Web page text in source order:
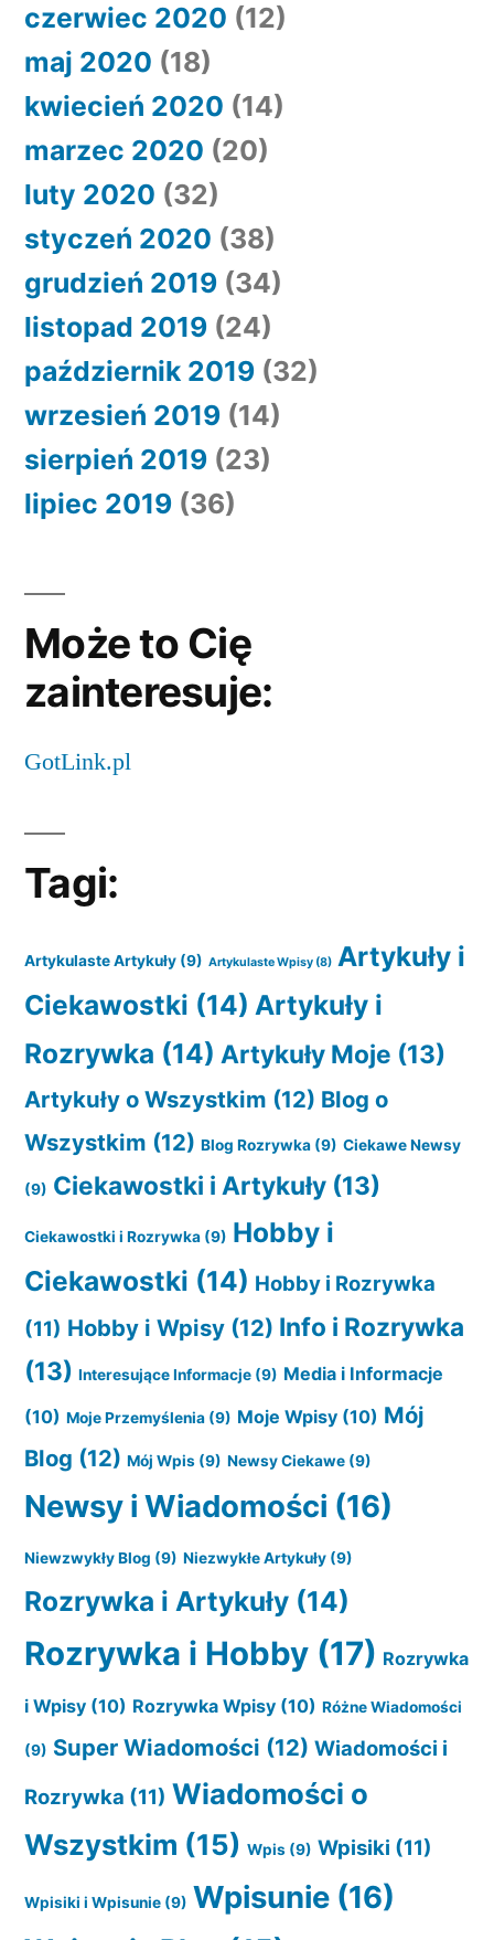
czerwiec 2020 (12)
maj 2020 (18)
kwiecień 2020 (14)
marzec 2020 (20)
luty 2020 (32)
styczeń 2020 (38)
grudzień 2019 (34)
listopad 2019 (24)
październik 2019 (32)
wrzesień 2019 (14)
sierpień 2019 (23)
lipiec 2019 (36)
Może to Cię
zainteresuje:
GotLink.pl
Tagi:
Artykulaste Artykuły (9) Artykulaste Wpisy (8) Artykuły i
Ciekawostki (14) Artykuły i
Rozrywka (14) Artykuły Moje (13)
Artykuły o Wszystkim (12) Blog o
Wszystkim (12) Blog Rozrywka (9) Ciekawe Newsy
(9) Ciekawostki i Artykuły (13)
Ciekawostki i Rozrywka (9) Hobby i
Ciekawostki (14) Hobby i Rozrywka
(11) Hobby i Wpisy (12) Info i Rozrywka
(13) Interesujące Informacje (9) Media i Informacje
(10) Moje Przemyślenia (9) Moje Wpisy (10) Mój
Blog (12) Mój Wpis (9) Newsy Ciekawe (9)
Newsy i Wiadomości (16)
Niewzwykły Blog (9) Niezwykłe Artykuły (9)
Rozrywka i Artykuły (14)
Rozrywka i Hobby (17) Rozrywka
i Wpisy (10) Rozrywka Wpisy (10) Różne Wiadomości
(9) Super Wiadomości (12) Wiadomości i
Rozrywka (11) Wiadomości o
Wszystkim (15) Wpis (9) Wpisiki (11)
Wpisiki i Wpisunie (9) Wpisunie (16)